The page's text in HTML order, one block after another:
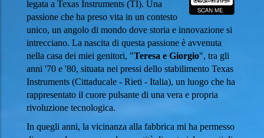
legata a Texas Instruments (TI). Una
passione che ha preso vita in un contesto
unico, un angolo di mondo dove storia e innovazione si
intrecciano. La nascita di questa passione è avvenuta
nella casa dei miei genitori, "Teresa e Giorgio", tra gli
anni '70 e '80, situata nei pressi dello stabilimento Texas
Instruments (Cittaducale - Rieti - Italia), un luogo che ha
rappresentato il cuore pulsante di una vera e propria
rivoluzione tecnologica.
In quegli anni, la vicinanza alla fabbrica mi ha permesso